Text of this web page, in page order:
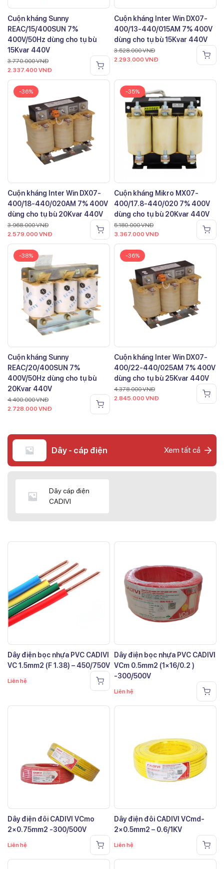
Cuộn kháng Sunny
REAC/15/400SUN 7%
400V/50Hz dùng cho tụ bù
15Kvar 440V
3.770.000VNĐ
2.337.400 VNĐ
Cuộn kháng Inter Win DX07-
400/13-440/015AM 7% 400V
dùng cho tụ bù 15Kvar 440V
3.528.000VNĐ
2.293.000 VNĐ
-36%
Cuộn kháng Inter Win DX07-
400/18-440/020AM 7% 400V
dùng cho tụ bù 20Kvar 440V
3.968.000VNĐ
2.579.000 VNĐ
-35%
Cuộn kháng Mikro MX07-
400/17.8-440/020 7% 400V
dùng cho tụ bù 20Kvar 440V
5.180.000VNĐ
3.367.000 VNĐ
-38%
Cuộn kháng Sunny
REAC/20/400SUN 7%
400V/50Hz dùng cho tụ bù
20Kvar 440V
4.400.000VNĐ
2.728.000 VNĐ
-36%
Cuộn kháng Inter Win DX07-
400/22-440/025AM 7% 400V
dùng cho tụ bù 25Kvar 440V
4.378.000VNĐ
2.845.000 VNĐ
Dây - cáp điện Xem tất cả
Dây cáp điện
CADIVI
Dây điện bọc nhựa PVC CADIVI
VC 1.5mm2 (F 1.38) – 450/750V
Liên hệ
Dây điện bọc nhựa PVC CADIVI
VCm 0.5mm2 (1×16/0.2 )
-300/500V
Liên hệ
Dây điện đôi CADIVI VCmo
2×0.75mm2 -300/500V
Liên hệ
Dây điện đôi CADIVI VCmd-
2×0.5mm2 – 0.6/1KV
Liên hệ